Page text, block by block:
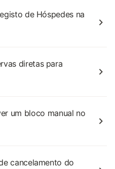
de Hóspedes na
diretas para
um bloco manual no
cancelamento do